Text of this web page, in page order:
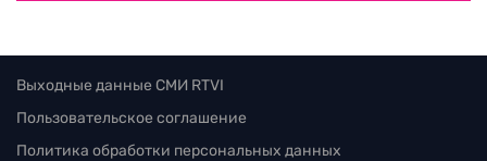
Выходные данные СМИ RTVI
Пользовательское соглашение
Политика обработки персональных данных